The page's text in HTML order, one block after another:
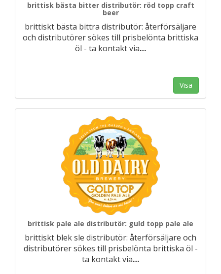
brittisk bästa bitter distributör: röd topp craft
beer
brittiskt bästa bittra distributör: återförsäljare
och distributörer sökes till prisbelönta brittiska
öl - ta kontakt via…
Visa
brittisk pale ale distributör: guld topp pale ale
brittiskt blek sle distributör: återförsäljare och
distributörer sökes till prisbelönta brittiska öl -
ta kontakt via…